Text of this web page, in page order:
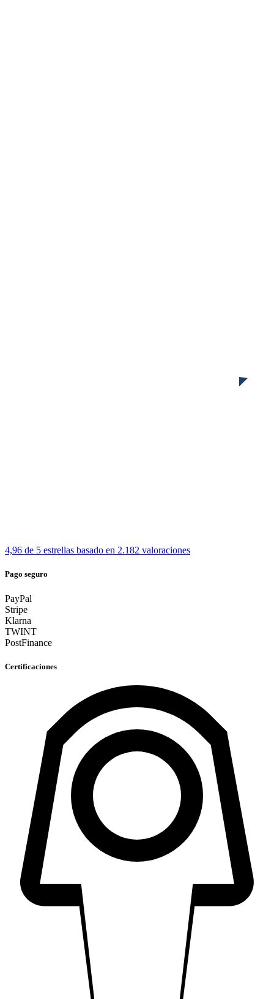
4,96 de 5 estrellas basado en 2.182 valoraciones
Pago seguro
PayPal
Stripe
Klarna
TWINT
PostFinance
Certificaciones